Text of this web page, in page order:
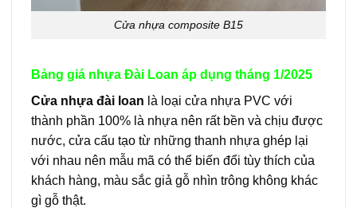
Cửa nhựa composite B15
Bảng giá nhựa Đài Loan áp dụng tháng 1/2025
Cửa nhựa đài loan là loại cửa nhựa PVC với
thành phần 100% là nhựa nên rất bền và chịu được
nước, cửa cấu tạo từ những thanh nhựa ghép lại
với nhau nên mẫu mã có thể biến đổi tùy thích của
khách hàng, màu sắc giả gỗ nhìn trông không khác
gì gỗ thật.